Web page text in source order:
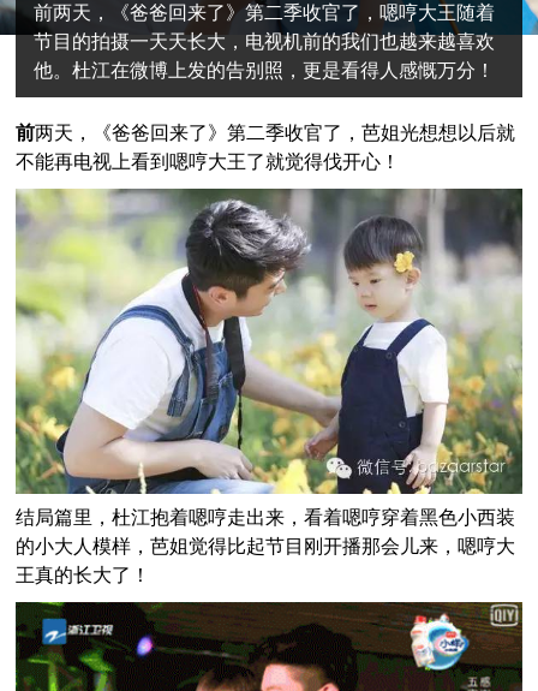
前两天，《爸爸回来了》第二季收官了，嗯哼大王随着
节目的拍摄一天天长大，电视机前的我们也越来越喜欢
他。杜江在微博上发的告别照，更是看得人感慨万分！
前两天，《爸爸回来了》第二季收官了，芭姐光想想以后就
不能再电视上看到嗯哼大王了就觉得伐开心！
结局篇里，杜江抱着嗯哼走出来，看着嗯哼穿着黑色小西装
的小大人模样，芭姐觉得比起节目刚开播那会儿来，嗯哼大
王真的长大了！